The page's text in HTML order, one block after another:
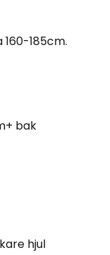
185cm.
bak
hjul